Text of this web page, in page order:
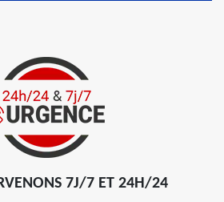
7J/7 ET 24H/24